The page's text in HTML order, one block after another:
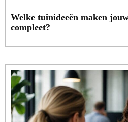
Welke tuinideeën maken
compleet?